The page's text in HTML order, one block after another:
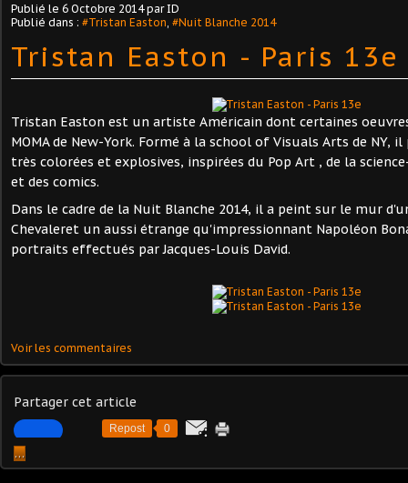
Publié le 6 Octobre 2014par ID
Publié dans : #Tristan Easton, #Nuit Blanche 2014
Tristan Easton - Paris 13e
Tristan Easton est un artiste Américain dont certaines
MOMA de New-York. Formé à la school of Visuals Arts de NY,
très colorées et explosives, inspirées du Pop Art , de la
et des comics.
Dans le cadre de la Nuit Blanche 2014, il a peint sur le mur
Chevaleret un aussi étrange qu'impressionnant Napoléon
portraits effectués par Jacques-Louis David.
Voir les commentaires
Partager cet article
Repost 0
…